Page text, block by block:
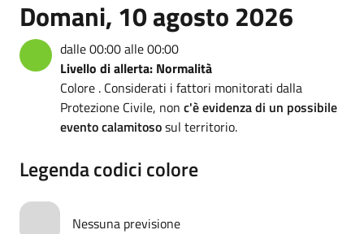
Domani, 10 agosto 2026
dalle 00:00 alle 00:00
Livello di allerta: Normalità
Colore . Considerati i fattori monitorati dalla
Protezione Civile, non c'è evidenza di un possibile
evento calamitososul territorio.
Legenda codici colore
Nessuna previsione